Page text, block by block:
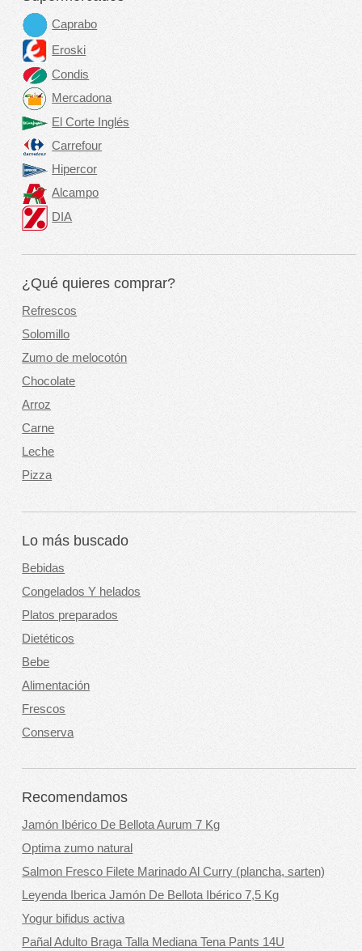
Caprabo
Eroski
Condis
Mercadona
El Corte Inglés
Carrefour
Hipercor
Alcampo
DIA
¿Qué quieres comprar?
Refrescos
Solomillo
Zumo de melocotón
Chocolate
Arroz
Carne
Leche
Pizza
Lo más buscado
Bebidas
Congelados Y helados
Platos preparados
Dietéticos
Bebe
Alimentación
Frescos
Conserva
Recomendamos
Jamón Ibérico De Bellota Aurum 7 Kg
Optima zumo natural
Salmon Fresco Filete Marinado Al Curry (plancha, sarten)
Leyenda Iberica Jamón De Bellota Ibérico 7,5 Kg
Yogur bifidus activa
Pañal Adulto Braga Talla Mediana Tena Pants 14U